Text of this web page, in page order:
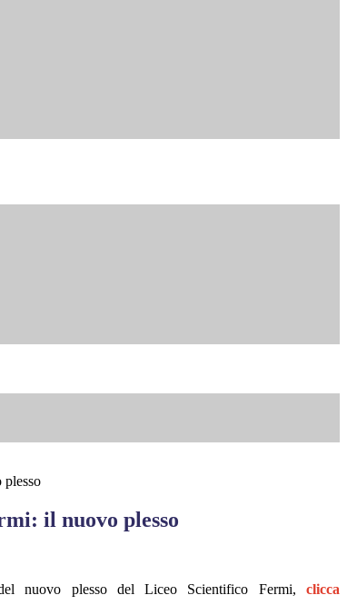
il nuovo plesso
nuovo plesso del Liceo Scientifico Fermi, clicca